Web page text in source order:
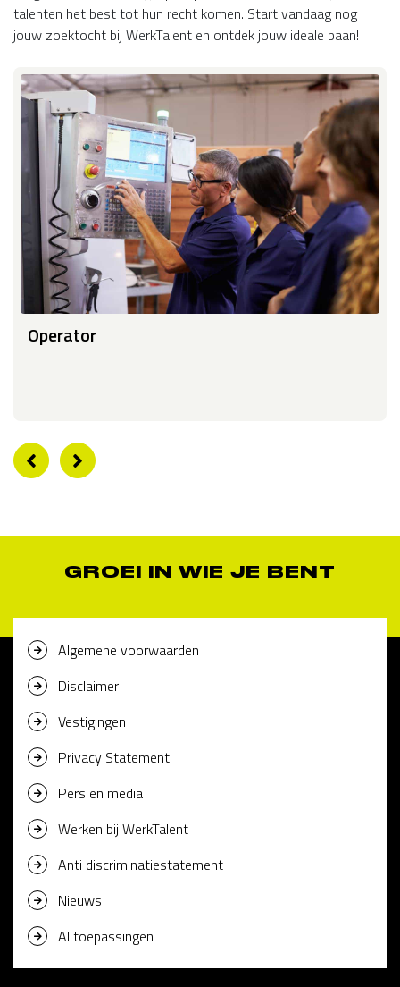
talenten het best tot hun recht komen. Start vandaag nog
jouw zoektocht bij WerkTalent en ontdek jouw ideale baan!
Operator
GROEI IN WIE JE BENT
Algemene voorwaarden
Disclaimer
Vestigingen
Privacy Statement
Pers en media
Werken bij WerkTalent
Anti discriminatiestatement
Nieuws
AI toepassingen